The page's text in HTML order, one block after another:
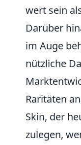
wert sein
Darüber
im Auge
nützliche
Raritäten
Skin, der
zulegen,